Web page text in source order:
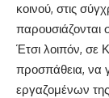
κοινού, στις
παρουσιάζονται
Έτσι λοιπόν,
προσπάθεια, να
εργαζομένων